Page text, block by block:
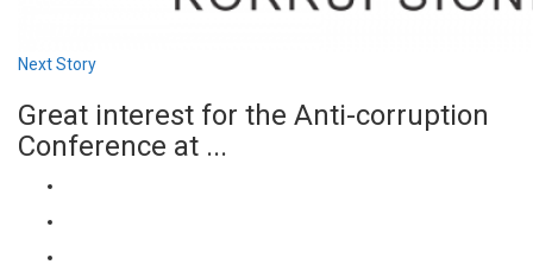
Next Story
Great interest for the Anti-corruption
Conference at ...